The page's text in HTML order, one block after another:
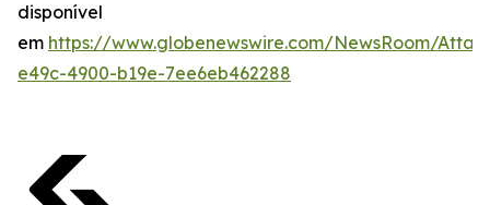
disponível
em https://www.globenewswire.com/NewsRoom/
e49c-4900-b19e-7ee6eb462288